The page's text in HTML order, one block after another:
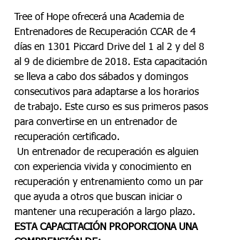
Tree of Hope ofrecerá una Academia de
Entrenadores de Recuperación CCAR de 4
días en 1301 Piccard Drive del 1 al 2 y del 8
al 9 de diciembre de 2018. Esta capacitación
se lleva a cabo dos sábados y domingos
consecutivos para adaptarse a los horarios
de trabajo. Este curso es sus primeros pasos
para convertirse en un entrenador de
recuperación certificado.
con experiencia vivida y conocimiento en
recuperación y entrenamiento como un par
que ayuda a otros que buscan iniciar o
mantener una recuperación a largo plazo.
ESTA CAPACITACIÓN PROPORCIONA UNA